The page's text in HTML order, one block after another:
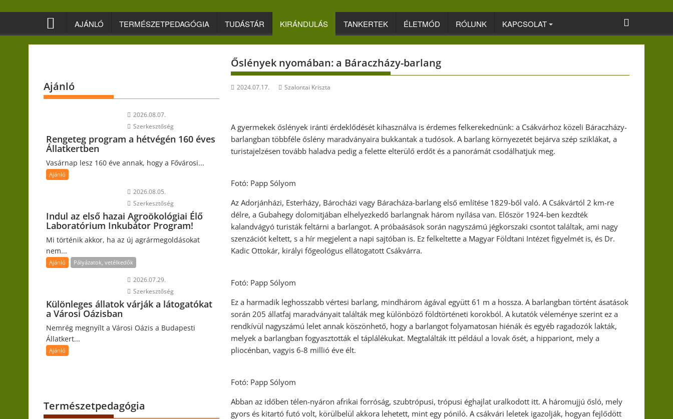
AJÁNLÓ TERMÉSZETPEDAGÓGIA TUDÁSTÁR KIRÁNDULÁS TANKERTEK ÉLETMÓD RÓLUNK KAPCSOLAT
Őslények nyomában: a Báraczházy-barlang
2024.07.17. Szalontai Kriszta
A gyermekek őslények iránti érdeklődését kihasználva is érdemes felkerekednünk: a Csákvárhoz közeli Báraczházy-
barlangban többféle őslény maradványaira bukkantak a tudósok. A barlang környezetét bejárva szép sziklákat, a
turistajelzésen tovább haladva pedig a felette elterülő erdőt és a panorámát csodálhatjuk meg.
Fotó: Papp Sólyom
Az Adorjánházi, Esterházy, Bárocházi vagy Báracháza-barlang első említése 1829-ből való. A Csákvártól 2 km-re
délre, a Gubahegy dolomitjában elhelyezkedő barlangnak három nyílása van. Először 1924-ben kezdték
kalandvágyó turisták feltárni a barlangot. A próbaásások során nagyszámú jégkorszaki csontot találtak, ami nagy
szenzációt keltett, s a hír megjelent a napi sajtóban is. Ez felkeltette a Magyar Földtani Intézet figyelmét is, és Dr.
Kadic Ottokár, királyi főgeológus ellátogatott Csákvárra.
Fotó: Papp Sólyom
Ez a harmadik leghosszabb vértesi barlang, mindhárom ágával együtt 61 m a hossza. A barlangban történt ásatások
során 205 állatfaj maradványait találták meg különböző földtörténeti korokból. A kutatók véleménye szerint ez a
rendkívül nagyszámú lelet annak köszönhető, hogy a barlangot folyamatosan hiénák és egyéb ragadozók lakták,
melyek a barlangban fogyasztották el táplálékukat. Megtalálták itt például a lovak ősét, a hippariont, mely a
pliocénban, vagyis 6-8 millió éve élt.
Fotó: Papp Sólyom
Abban az időben télen-nyáron afrikai forróság, szubtrópusi, trópusi éghajlat uralkodott itt. A háromujjú ősló, mely
gyors és kitartó futó volt, körülbelül akkora lehetett, mint egy póniló. A csákvári leletek igazolják, hogyan fejlődött
Ajánló
2026.08.07.
Szerkesztőség
Rengeteg program a hétvégén 160 éves
Állatkertben
Vasárnap lesz 160 éve annak, hogy a Fővárosi...
Ajánló
2026.08.05.
Szerkesztőség
Indul az első hazai Agroökológiai Élő
Laboratórium Inkubátor Program!
Mi történik akkor, ha az új agrármegoldásokat
nem...
Ajánló Pályázatok, vetélkedők
2026.07.29.
Szerkesztőség
Különleges állatok várják a látogatókat
a Városi Oázisban
Nemrég megnyílt a Városi Oázis a Budapesti
Állatkert...
Ajánló
Természetpedagógia